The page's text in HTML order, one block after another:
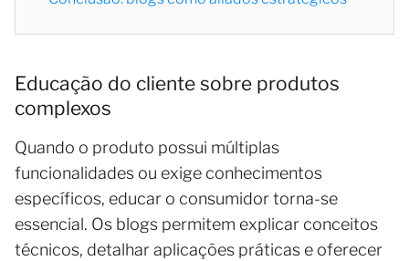
Educação do cliente sobre produtos
complexos
Quando o produto possui múltiplas
funcionalidades ou exige conhecimentos
específicos, educar o consumidor torna-se
essencial. Os blogs permitem explicar conceitos
técnicos, detalhar aplicações práticas e oferecer